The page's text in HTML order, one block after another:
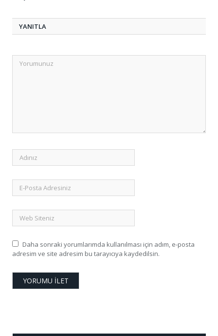
YANITLA
Daha sonraki yorumlarımda kullanılması için adım, e-posta
adresim ve site adresim bu tarayıcıya kaydedilsin.